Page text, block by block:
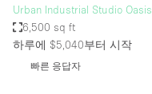
Urban Industrial Studio Oasis
6,500 sq ft
하루에 $5,040부터 시작
빠른 응답자